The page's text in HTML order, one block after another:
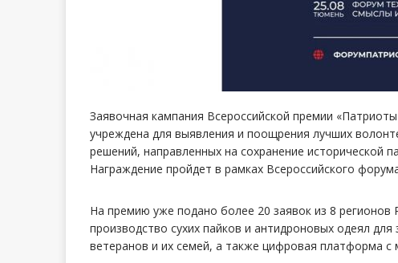
Заявочная кампания Всероссийской премии
учреждена для выявления и поощрения лучших
решений, направленных на сохранение исторической
Награждение пройдет в рамках Всероссийского
На премию уже подано более 20 заявок из 8
производство сухих пайков и антидроновых одеял
ветеранов и их семей, а также цифровая платформа